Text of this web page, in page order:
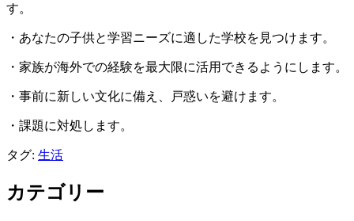
す。
・あなたの子供と学習ニーズに適した学校を見つけます。
・家族が海外での経験を最大限に活用できるようにします。
・事前に新しい文化に備え、戸惑いを避けます。
・課題に対処します。
タグ: 生活
カテゴリー